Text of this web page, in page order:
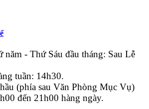
- Thứ Sáu đầu tháng: Sau Lễ
tuần: 14h30.
(phía sau Văn Phòng Mục Vụ)
đến 21h00 hàng ngày.